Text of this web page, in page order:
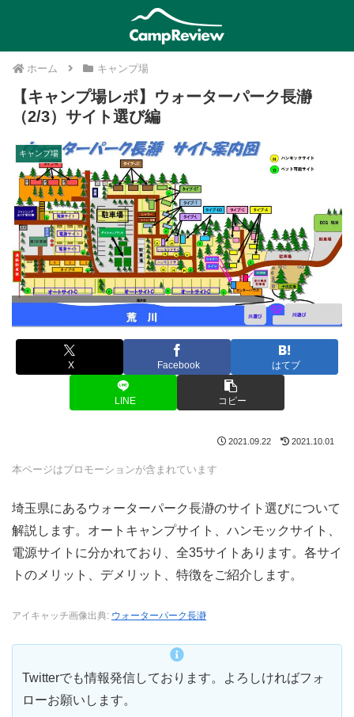
ホーム キャンプ場
【キャンプ場レポ】ウォーターパーク長瀞
（2/3）サイト選び編
キャンプ場
X Facebook はてブ
LINE コピー
2021.09.22 2021.10.01
本ページはプロモーションが含まれています
埼玉県にあるウォーターパーク長瀞のサイト選びについて
解説します。オートキャンプサイト、ハンモックサイト、
電源サイトに分かれており、全35サイトあります。各サイ
トのメリット、デメリット、特徴をご紹介します。
アイキャッチ画像出典: ウォーターパーク長瀞
Twitterでも情報発信しております。よろしければフォ
ローお願いします。